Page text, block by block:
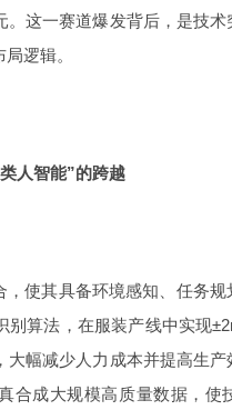
这一赛道爆发背后，是技
逻辑。
人智能”的跨越
，使其具备环境感知、任务
别算法，在服装产线中实现
幅减少人力成本并提高生
合成大规模高质量数据，使